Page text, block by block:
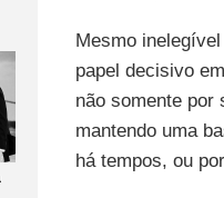
Mesmo
papel decisivo
não somente por
mantendo uma
há tempos, ou